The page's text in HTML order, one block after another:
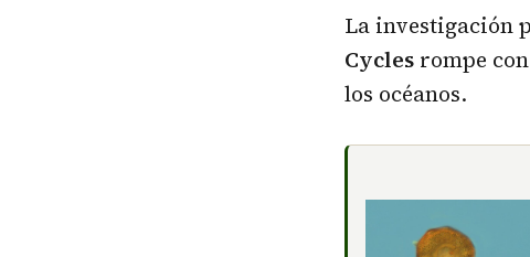
La investigación
Cycles rompe
los océanos.